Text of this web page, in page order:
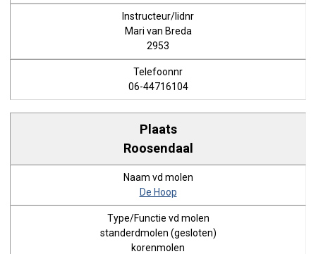
Mari van Breda
2953
06-44716104
Roosendaal
De Hoop
standerdmolen (gesloten)
korenmolen